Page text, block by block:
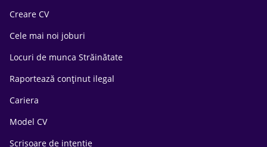
Creare CV
Cele mai noi joburi
Locuri de munca Străinătate
Raportează conținut ilegal
Cariera
Model CV
Scrisoare de intentie